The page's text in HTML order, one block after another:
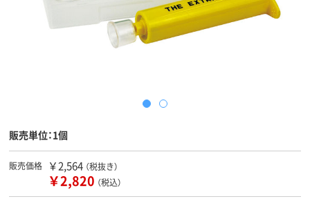
販売単位：1個
販売価格 ￥2,564 （税抜き）
￥2,820 （税込）